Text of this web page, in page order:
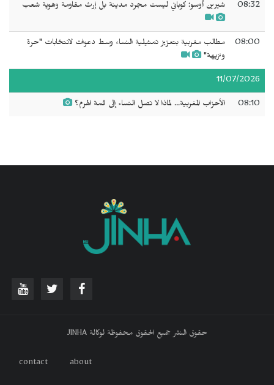
08:32 شيرين أوسو: كوباني ليست مجرد مدينة بل إرث مقاومة وهوية شعب
08:00
مطالب مغربية بتعزيز تمثيلية النساء وسط دعوات لانتخابات "حرة
ونزيهة"
11/07/2026
08:10 الأحزاب المغربية... لماذا لا تصل النساء إلى قمة الهرم؟
حقوق النشر جميع الحقوق محفوظة لوكالة JINHA
about
contact